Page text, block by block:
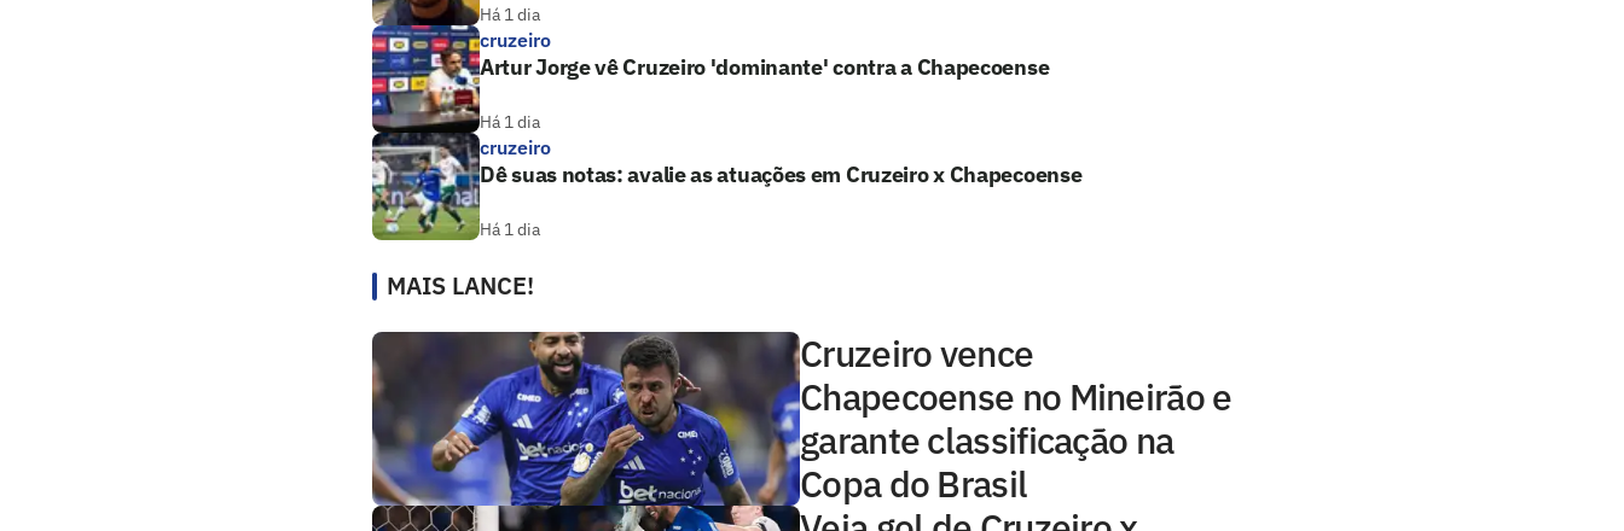
Há 1 dia
cruzeiro
Artur Jorge vê Cruzeiro 'dominante' contra a Chapecoense
Há 1 dia
cruzeiro
Dê suas notas: avalie as atuações em Cruzeiro x Chapecoense
Há 1 dia
MAIS LANCE!
Cruzeiro vence
Chapecoense no Mineirão e
garante classificação na
Copa do Brasil